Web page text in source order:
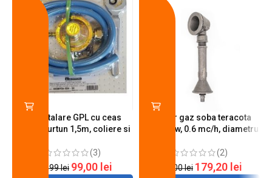
Kit instalare GPL cu ceas
butelie, furtun 1,5m, coliere si
(3)
120,99lei 99,00 lei
Arzator gaz soba teracota
A600, 6 kw, 0.6 mc/h, diametru
(2)
200,00lei 179,20 lei